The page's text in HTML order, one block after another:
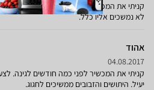
קניתי את המכשיר לפני כמה חודשים. חבל על
לא נמשכים אליו כלל.
אהוד
04.08.2017
קניתי את המכשיר לפני כמה חודשים לגינה.
יעיל. היתושים והזבובים ממשיכים לחגוג.